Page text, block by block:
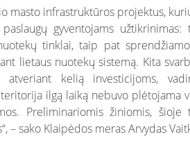
masto infrastruktūros projektus,
gyventojams užtikrinimas:
tinklai, taip pat
lietaus nuotekų sistemą. Kita
kelią investicijoms,
ilgą laiką nebuvo plėtojama
Preliminariomis žiniomis, šioje
– sako Klaipėdos meras Arvydas